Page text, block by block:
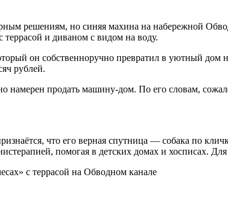
решениям, но синяя махина на набережной
террасой и диваном с видом на воду.
он собственноручно превратил в уютный дом
рублей.
намерен продать машину-дом. По его словам,
что его верная спутница — собака по
помогая в детских домах и хосписах.